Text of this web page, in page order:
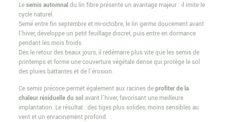
Lesemis automnaldu lin fibre présente un avantage majeur : il imite le
cycle naturel.
Semé entre fin septembre et mi-octobre, le lin germe doucement avant
l’hiver, développe un petit feuillage discret, puis entre en dormance
pendant les mois froids.
Dès le retour des beaux jours, il redémarre plus vite que les semis de
printemps et forme une couverture végétale dense qui protège le sol
des pluies battantes et de l’érosion.
Ce semis précoce permet également aux racines deprofiter de la
chaleur résiduelle du solavant l’hiver, favorisant une meilleure
implantation. Le résultat : des tiges plus solides, moins sensibles au
vent et un enracinement profond.